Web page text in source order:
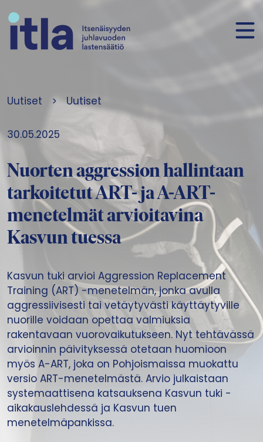
Uutiset > Uutiset
30.05.2025
Nuorten aggression hallintaan
tarkoitetut ART- ja A-ART-
menetelmät arvioitavina
Kasvun tuessa
Kasvun tuki arvioi Aggression Replacement
Training (ART) -menetelmän, jonka avulla
aggressiivisesti tai vetäytyvästi käyttäytyville
nuorille voidaan opettaa valmiuksia
rakentavaan vuorovaikutukseen. Nyt tehtävässä
arvioinnin päivityksessä otetaan huomioon
myös A-ART, joka on Pohjoismaissa muokattu
versio ART-menetelmästä. Arvio julkaistaan
systemaattisena katsauksena Kasvun tuki -
aikakauslehdessä ja Kasvun tuen
menetelmäpankissa.